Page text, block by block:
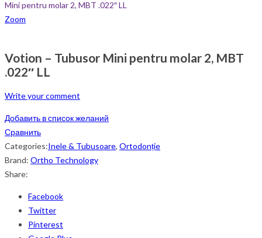
Mini pentru molar 2, MBT .022″ LL
Zoom
Votion – Tubusor Mini pentru molar 2, MBT
.022″ LL
Write your comment
Добавить в список желаний
Сравнить
Categories:Inele & Tubusoare, Ortodonție
Brand: Ortho Technology
Share:
Facebook
Twitter
Pinterest